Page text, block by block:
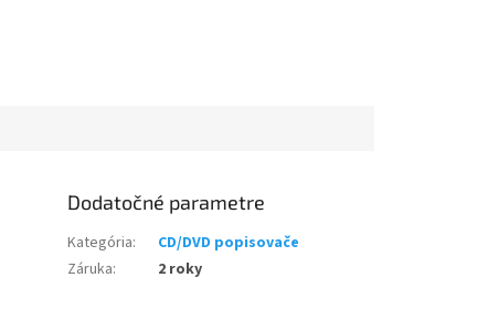
Dodatočné parametre
Kategória:
CD/DVD popisovače
Záruka: 2 roky